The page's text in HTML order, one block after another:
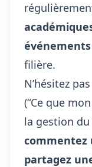
événements
filière.
N’hésitez
(“Ce que
la gestion du
commentez
partagez